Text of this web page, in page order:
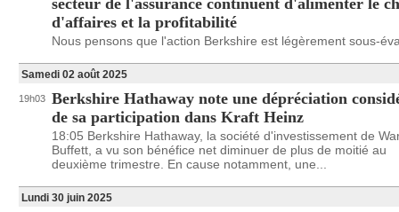
secteur de l'assurance continuent d'alimenter le
d'affaires et la profitabilité
Nous pensons que l'action Berkshire est légèrement sous-
Samedi 02 août 2025
19h03 Berkshire Hathaway note une dépréciation
de sa participation dans Kraft Heinz
18:05 Berkshire Hathaway, la société d'investissement de
Buffett, a vu son bénéfice net diminuer de plus de moitié au
deuxième trimestre. En cause notamment, une...
Lundi 30 juin 2025